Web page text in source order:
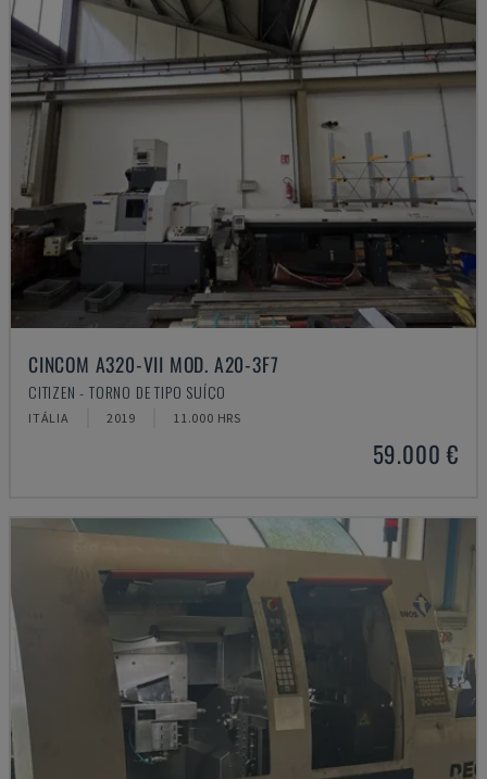
CINCOM A320-VII MOD. A20-3F7
CITIZEN - TORNO DE TIPO SUÍÇO
ITÁLIA 2019 11.000 HRS
59.000 €